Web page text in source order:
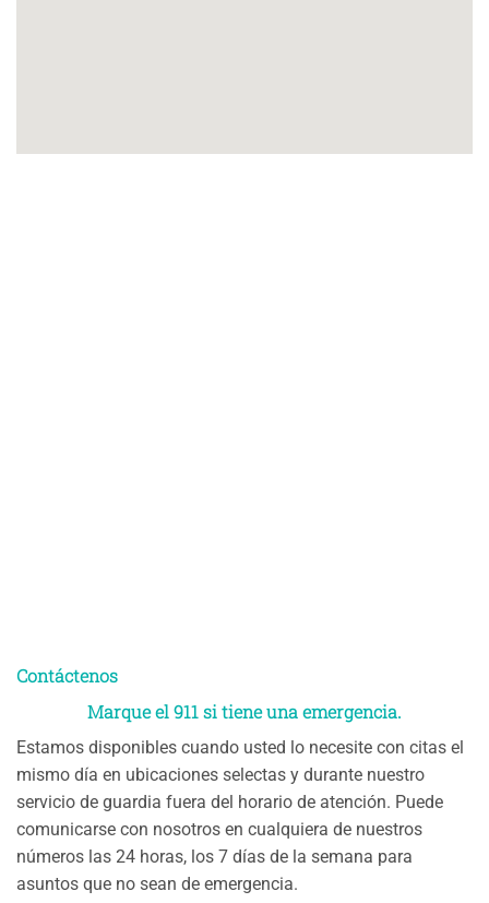
Contáctenos
Marque el 911 si tiene una emergencia.
Estamos disponibles cuando usted lo necesite con citas el
mismo día en ubicaciones selectas y durante nuestro
servicio de guardia fuera del horario de atención. Puede
comunicarse con nosotros en cualquiera de nuestros
números las 24 horas, los 7 días de la semana para
asuntos que no sean de emergencia.